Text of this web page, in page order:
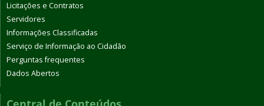
Licitações e Contratos
Servidores
Informações Classificadas
Serviço de Informação ao Cidadão
Perguntas frequentes
Dados Abertos